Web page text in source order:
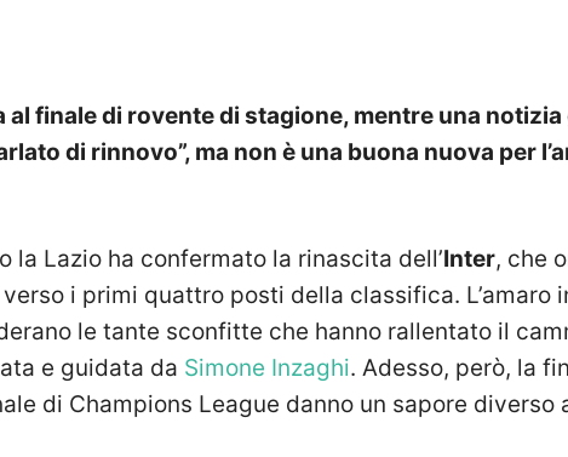
al finale di rovente di stagione, mentre una
di rinnovo”, ma non è una buona nuova per
la Lazio ha confermato la rinascita dell’Inter, che
i primi quattro posti della classifica. L’amaro
le tante sconfitte che hanno rallentato il
e guidata da Simone Inzaghi. Adesso, però, la
di Champions League danno un sapore diverso